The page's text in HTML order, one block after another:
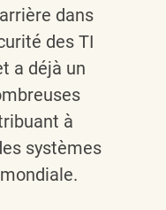
dans
des TI
a déjà un
à
systèmes